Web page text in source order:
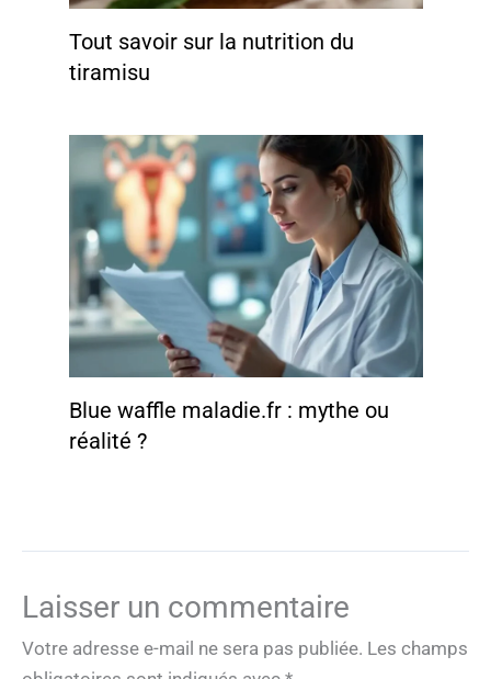
Tout savoir sur la nutrition du
tiramisu
Blue waffle maladie.fr : mythe ou
réalité ?
Laisser un commentaire
Votre adresse e-mail ne sera pas publiée. Les champs